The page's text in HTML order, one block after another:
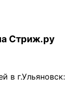
Стриж.ру
в г.Ульяновск: